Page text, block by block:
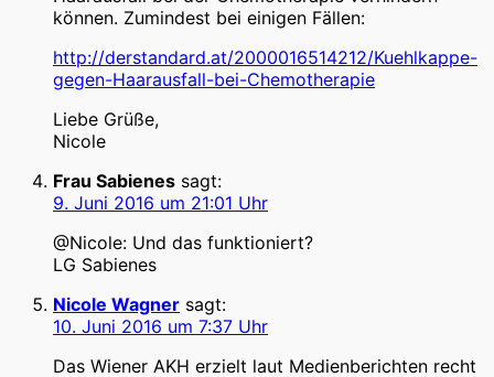
können. Zumindest bei einigen Fällen:
http://derstandard.at/2000016514212/Kuehlkappe-
gegen-Haarausfall-bei-Chemotherapie
Liebe Grüße,
Nicole
Frau Sabienes sagt:
9. Juni 2016 um 21:01 Uhr
@Nicole: Und das funktioniert?
LG Sabienes
Nicole Wagner sagt:
10. Juni 2016 um 7:37 Uhr
Das Wiener AKH erzielt laut Medienberichten recht